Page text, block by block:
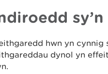
hwn yn
dynol yn